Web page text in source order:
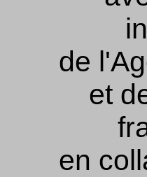
de
et
en